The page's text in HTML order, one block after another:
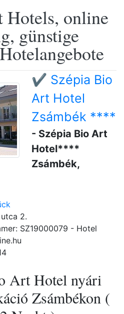
online
günstige
✔️ Szépia Bio
Art Hotel
Zsámbék ****
- Szépia Bio Art
Hotel****
Zsámbék,
2.
SZ19000079 - Hotel
Art Hotel nyári
Zsámbékon (